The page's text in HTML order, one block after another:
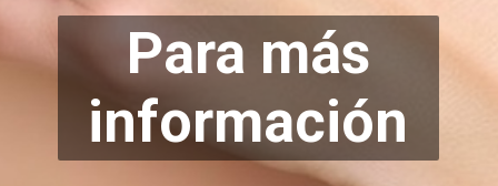
Para más
información